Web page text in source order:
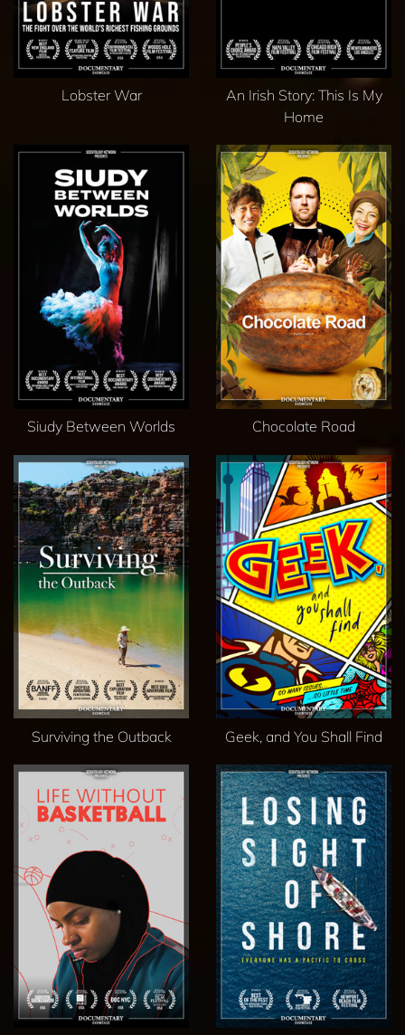
Lobster War
An Irish Story: This Is My
Home
Siudy Between Worlds Chocolate Road
Surviving the Outback Geek, and You Shall Find